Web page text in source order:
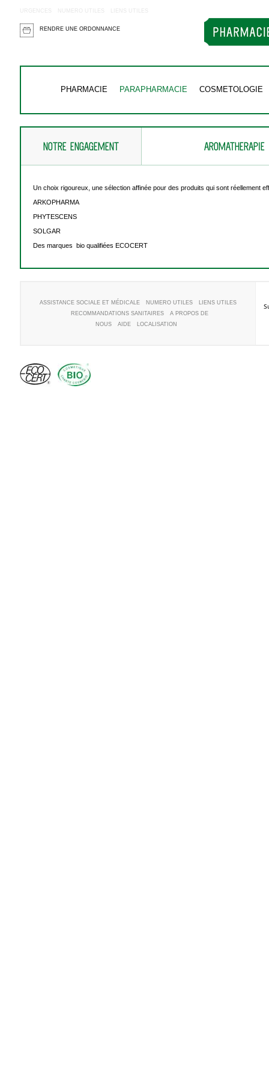
URGENCES NUMERO UTILES LIENS UTILES
RENDRE UNE ORDONNANCE
PHARMACIE PARAPHARMACIE COSMETOLOGIE
NOTRE ENGAGEMENT AROMATHERAPIE
Un choix rigoureux, une sélection affinée pour des produits qui sont réellement
ARKOPHARMA
PHYTESCENS
SOLGAR
Des marques bio qualifiées ECOCERT
ASSISTANCE SOCIALE ET MÉDICALE NUMERO UTILES
LIENS UTILES
RECOMMANDATIONS SANITAIRES
A PROPOS DE
NOUS
AIDE LOCALISATION